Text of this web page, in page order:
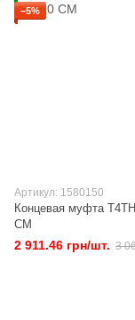
−5%
Артикул: 1580150
Концевая муфта
СM
2 911.46 грн/шт. 3